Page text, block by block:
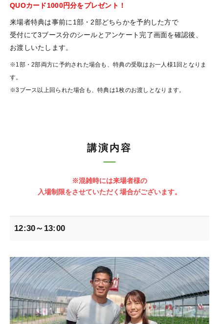
QUOカード1000円分をプレゼント！
来場者特典は事前に1部・2部どちらかを予約した方で
受付にて3ブース分のシールとアンケート完了画面を確認後、
お渡しいたします。
※1部・2部両方に予約された場合も、特典の受取はお一人様1回となりま
す。
※3ブース以上回られた場合も、特典は1枚のお渡しとなります。
講演内容
※混雑時には来場者様の
入場制限をさせていただく場合がございます。
12:30～13:00